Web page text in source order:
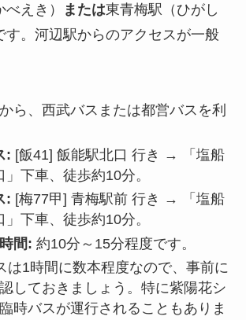
えき） または東青梅駅（ひがし
す。河辺駅からのアクセスが一般
から、西武バスまたは都営バスを利
: [飯41] 飯能駅北口 行き → 「塩船
」下車、徒歩約10分。
: [梅77甲] 青梅駅前 行き → 「塩船
」下車、徒歩約10分。
間: 約10分～15分程度です。
は1時間に数本程度なので、事前に
しておきましょう。特に紫陽花シ
時バスが運行されることもありま